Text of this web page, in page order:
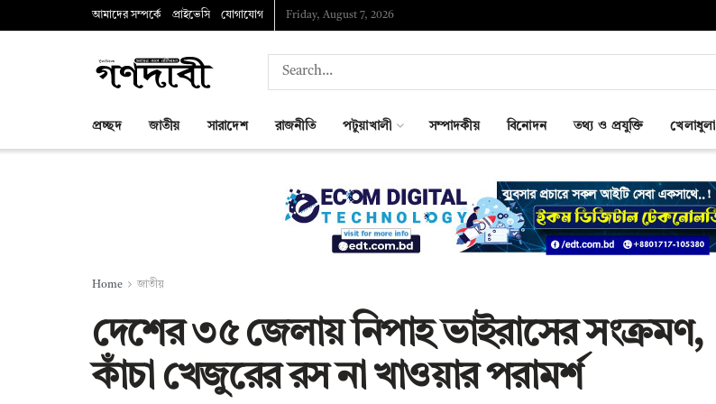
আমাদের সম্পর্কে প্রাইভেসি যোগাযোগ Friday, August 7, 2026
প্রচ্ছদ জাতীয় সারাদেশ রাজনীতি পটুয়াখালী সম্পাদকীয় বিনোদন তথ্য ও প্রযুক্তি খেলাধুলা
Home জাতীয়
দেশের ৩৫ জেলায় নিপাহ ভাইরাসের সংক্রমণ,
কাঁচা খেজুরের রস না খাওয়ার পরামর্শ